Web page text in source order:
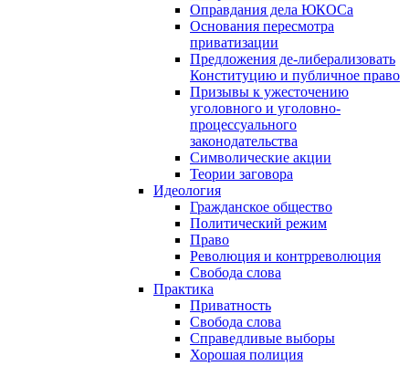
Оправдания дела ЮКОСа
Основания пересмотра
приватизации
Предложения де-либерализовать
Конституцию и публичное право
Призывы к ужесточению
уголовного и уголовно-
процессуального
законодательства
Символические акции
Теории заговора
Идеология
Гражданское общество
Политический режим
Право
Революция и контрреволюция
Свобода слова
Практика
Приватность
Свобода слова
Справедливые выборы
Хорошая полиция